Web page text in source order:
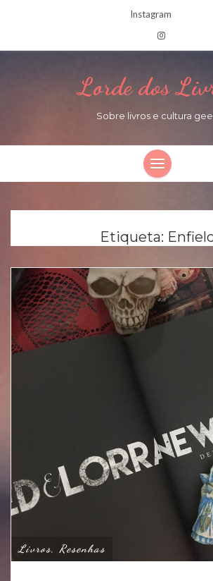
Instagram
Lorde dos
Sobre livros e cultura
Etiqueta:
Livros, Resenhas